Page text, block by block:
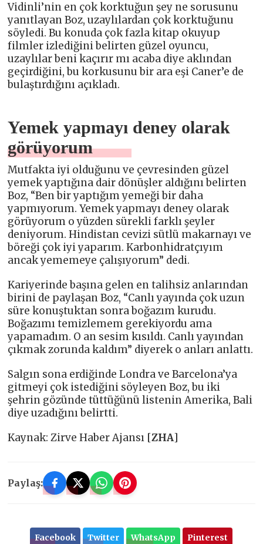
Vidinli’nin en çok korktuğun şey ne sorusunu
yanıtlayan Boz, uzaylılardan çok korktuğunu
söyledi. Bu konuda çok fazla kitap okuyup
filmler izlediğini belirten güzel oyuncu,
uzaylılar beni kaçırır mı acaba diye aklından
geçirdiğini, bu korkusunu bir ara eşi Caner’e de
bulaştırdığını açıkladı.
Yemek yapmayı deney olarak
görüyorum
Mutfakta iyi olduğunu ve çevresinden güzel
yemek yaptığına dair dönüşler aldığını belirten
Boz, “Ben bir yaptığım yemeği bir daha
yapmıyorum. Yemek yapmayı deney olarak
görüyorum o yüzden sürekli farklı şeyler
deniyorum. Hindistan cevizi sütlü makarnayı ve
böreği çok iyi yaparım. Karbonhidratçıyım
ancak yememeye çalışıyorum” dedi.
Kariyerinde başına gelen en talihsiz anlarından
birini de paylaşan Boz, “Canlı yayında çok uzun
süre konuştuktan sonra boğazım kurudu.
Boğazımı temizlemem gerekiyordu ama
yapamadım. O an sesim kısıldı. Canlı yayından
çıkmak zorunda kaldım” diyerek o anları anlattı.
Salgın sona erdiğinde Londra ve Barcelona’ya
gitmeyi çok istediğini söyleyen Boz, bu iki
şehrin gözünde tüttüğünü listenin Amerika, Bali
diye uzadığını belirtti.
Kaynak: Zirve Haber Ajansı [ZHA]
Paylaş:
Facebook Twitter WhatsApp Pinterest